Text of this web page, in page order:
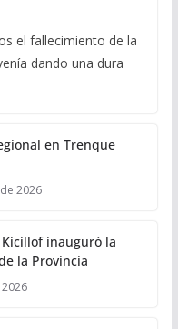
el fallecimiento de la
dando una dura
en Trenque
2026
Kicillof inauguró la
la Provincia